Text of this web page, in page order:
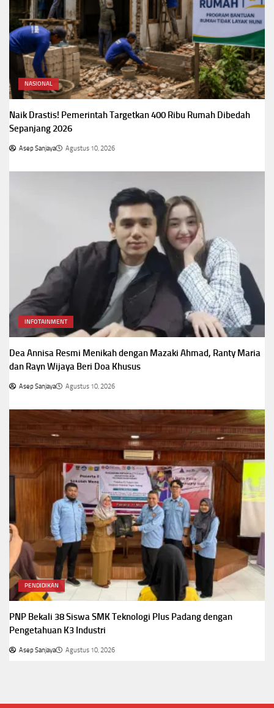
NASIONAL
Naik Drastis! Pemerintah Targetkan 400 Ribu Rumah Dibedah
Sepanjang 2026
Asep Sanjaya Agustus 10, 2026
INFOTAINMENT
Dea Annisa Resmi Menikah dengan Mazaki Ahmad, Ranty Maria
dan Rayn Wijaya Beri Doa Khusus
Asep Sanjaya Agustus 10, 2026
PENDIDIKAN
PNP Bekali 38 Siswa SMK Teknologi Plus Padang dengan
Pengetahuan K3 Industri
Asep Sanjaya Agustus 10, 2026